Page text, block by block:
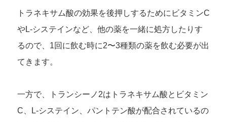
トラネキサム酸の効果を後押しするためにビタミンC
やL-システインなど、他の薬を一緒に処方したりす
るので、1回に飲む時に2〜3種類の薬を飲む必要が出
てきます。
一方で、トランシーノ2はトラネキサム酸とビタミン
C、L-システイン、パントテン酸が配合されているの